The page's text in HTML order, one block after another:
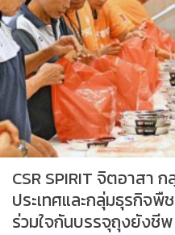
CSR SPIRIT จิตอาสา
ประเทศและกลุ่มธุรกิจ
ร่วมใจกันบรรจุถุงยังชี